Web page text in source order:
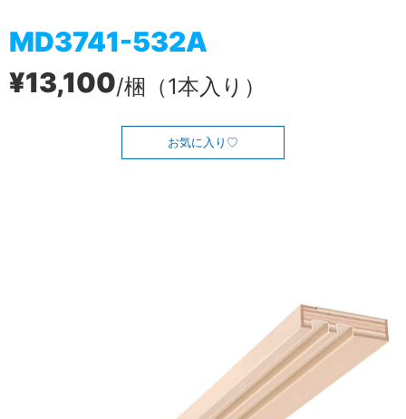
MD3741-532A
¥13,100/梱（1本入り）
お気に入り